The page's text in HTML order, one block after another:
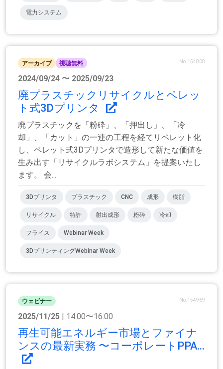
電力システム
アーカイブ 視聴無料 No.154808
2024/09/24 〜 2025/09/23
廃プラスチックリサイクルとペレッ
ト式3Dプリンタ
廃プラスチックを「粉砕」、「押出し」、「冷
却」、「カット」の一連の工程を経てリペレット化
し、ペレット式3Dプリンタで造形して新たな価値を
生み出す「リサイクルラボシステム」を提案いたし
ます。 会...
3Dプリンタ プラスチック CNC 成形 樹脂
リサイクル 特許 射出成形 粉砕 冷却
フライス Webinar Week
3DプリンティングWebinar Week
ウェビナー No.154969
2025/11/25 | 14:00〜16:00
再生可能エネルギー市場とファイナ
ンスの最新実務 〜コーポレートPPA...